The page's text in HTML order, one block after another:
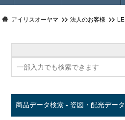
アイリスオーヤマ 法人のお客様
商品データ検索 - 姿図・配光デー